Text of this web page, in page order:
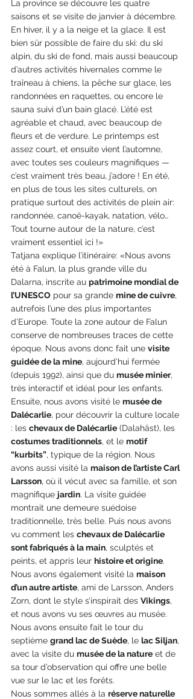
La province se découvre les quatre
saisons et se visite de janvier à décembre.
En hiver, il y a la neige et la glace. Il est
bien sûr possible de faire du ski: du ski
alpin, du ski de fond, mais aussi beaucoup
d’autres activités hivernales comme le
traîneau à chiens, la pêche sur glace, les
randonnées en raquettes, ou encore le
sauna suivi d’un bain glacé. L’été est
agréable et chaud, avec beaucoup de
fleurs et de verdure. Le printemps est
assez court, et ensuite vient l’automne,
avec toutes ses couleurs magnifiques —
c’est vraiment très beau, j’adore ! En été,
en plus de tous les sites culturels, on
pratique surtout des activités de plein air:
randonnée, canoë-kayak, natation, vélo…
Tout tourne autour de la nature, c’est
vraiment essentiel ici !»
Tatjana explique l’itinéraire: «Nous avons
été à Falun, la plus grande ville du
Dalarna, inscrite au patrimoine mondial de
l’UNESCO pour sa grande mine de cuivre,
autrefois l’une des plus importantes
d’Europe. Toute la zone autour de Falun
conserve de nombreuses traces de cette
époque. Nous avons donc fait une visite
guidée de la mine, aujourd’hui fermée
(depuis 1992), ainsi que du musée minier,
très interactif et idéal pour les enfants.
Ensuite, nous avons visité le musée de
Dalécarlie, pour découvrir la culture locale
: les chevaux de Dalécarlie (Dalahäst), les
costumes traditionnels, et le motif
“kurbits”, typique de la région. Nous
avons aussi visité la maison de l’artiste Carl
Larsson, où il vécut avec sa famille, et son
magnifique jardin. La visite guidée
montrait une demeure suédoise
traditionnelle, très belle. Puis nous avons
vu comment les chevaux de Dalécarlie
sont fabriqués à la main, sculptés et
peints, et appris leur histoire et origine.
Nous avons également visité la maison
d’un autre artiste, ami de Larsson, Anders
Zorn, dont le style s’inspirait des Vikings,
et nous avons vu ses œuvres au musée.
Nous avons ensuite fait le tour du
septième grand lac de Suède, le lac Siljan,
avec la visite du musée de la nature et de
sa tour d’observation qui offre une belle
vue sur le lac et les forêts.
Nous sommes allés à la réserve naturelle